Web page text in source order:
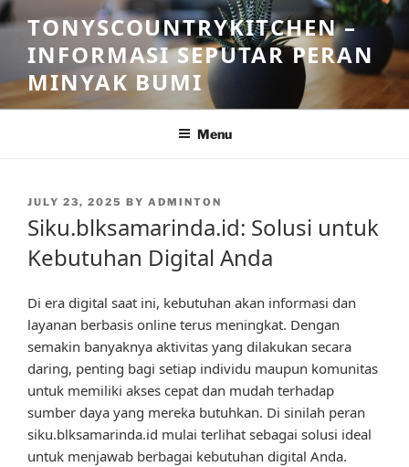
Skip
to
content
TONYSCOUNTRYKITCHEN –
INFORMASI SEPUTAR PERAN
MINYAK BUMI
Menu
POSTED
ON
JULY 23, 2025 BY ADMINTON
Siku.blksamarinda.id: Solusi untuk
Kebutuhan Digital Anda
Di era digital saat ini, kebutuhan akan informasi dan
layanan berbasis online terus meningkat. Dengan
semakin banyaknya aktivitas yang dilakukan secara
daring, penting bagi setiap individu maupun komunitas
untuk memiliki akses cepat dan mudah terhadap
sumber daya yang mereka butuhkan. Di sinilah peran
siku.blksamarinda.id mulai terlihat sebagai solusi ideal
untuk menjawab berbagai kebutuhan digital Anda.